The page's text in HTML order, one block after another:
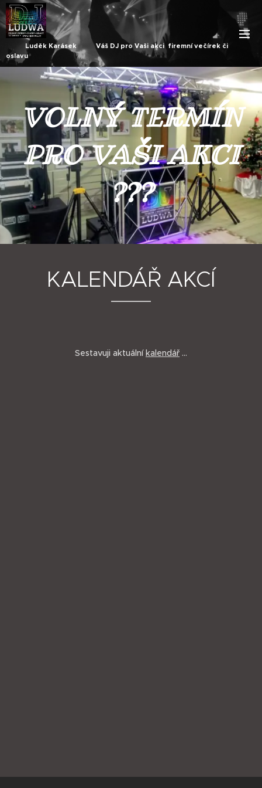
Luděk Karásek Váš DJ pro Vaši akci firemní večírek či
oslavu
VOLNÝ TERMÍN
PRO VAŠI AKCI
???
KALENDÁŘ AKCÍ
Sestavuji aktuálníkalendář ...